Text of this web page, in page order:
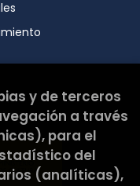
por el Ministerio de
y de terceros
a través
para el
del
(analíticas),